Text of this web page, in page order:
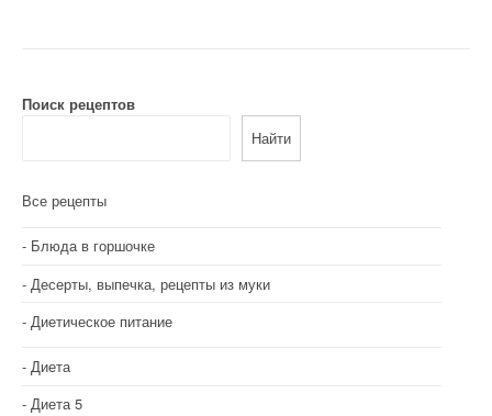
Поиск рецептов
Найти
Все рецепты
Блюда в горшочке
Десерты, выпечка, рецепты из муки
Диетическое питание
Диета
Диета 5